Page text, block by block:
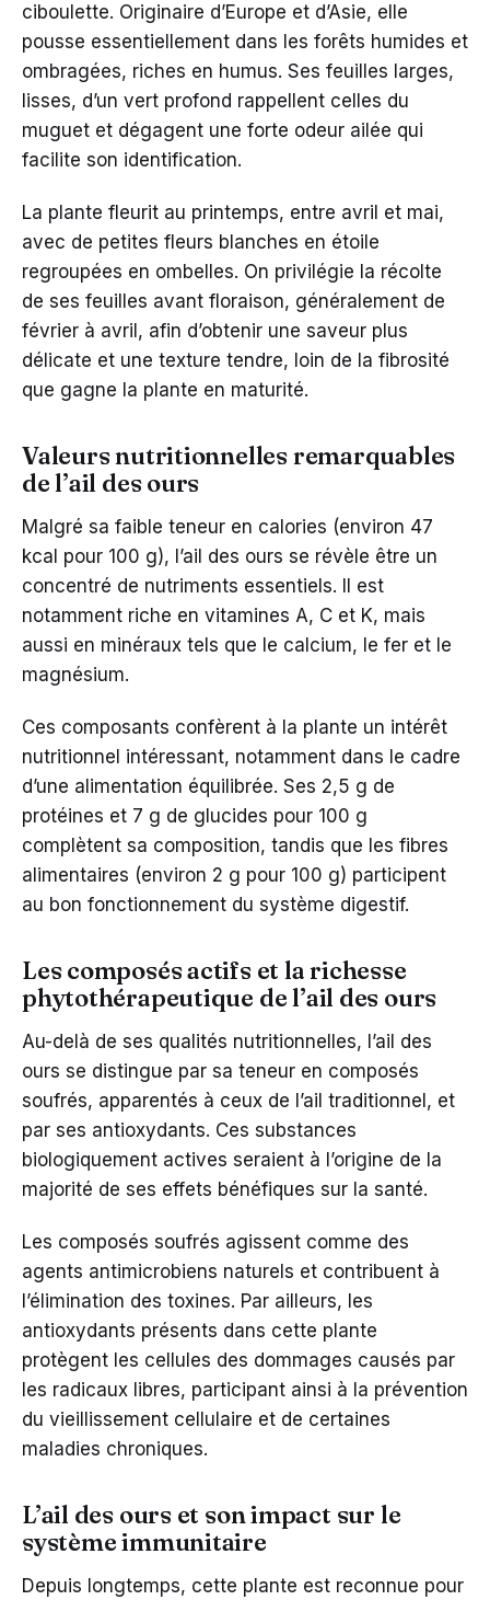
ciboulette. Originaire d’Europe et d’Asie, elle
pousse essentiellement dans les forêts humides et
ombragées, riches en humus. Ses feuilles larges,
lisses, d’un vert profond rappellent celles du
muguet et dégagent une forte odeur ailée qui
facilite son identification.
La plante fleurit au printemps, entre avril et mai,
avec de petites fleurs blanches en étoile
regroupées en ombelles. On privilégie la récolte
de ses feuilles avant floraison, généralement de
février à avril, afin d’obtenir une saveur plus
délicate et une texture tendre, loin de la fibrosité
que gagne la plante en maturité.
Valeurs nutritionnelles remarquables
de l’ail des ours
Malgré sa faible teneur en calories (environ 47
kcal pour 100 g), l’ail des ours se révèle être un
concentré de nutriments essentiels. Il est
notamment riche en vitamines A, C et K, mais
aussi en minéraux tels que le calcium, le fer et le
magnésium.
Ces composants confèrent à la plante un intérêt
nutritionnel intéressant, notamment dans le cadre
d’une alimentation équilibrée. Ses 2,5 g de
protéines et 7 g de glucides pour 100 g
complètent sa composition, tandis que les fibres
alimentaires (environ 2 g pour 100 g) participent
au bon fonctionnement du système digestif.
Les composés actifs et la richesse
phytothérapeutique de l’ail des ours
Au-delà de ses qualités nutritionnelles, l’ail des
ours se distingue par sa teneur en composés
soufrés, apparentés à ceux de l’ail traditionnel, et
par ses antioxydants. Ces substances
biologiquement actives seraient à l’origine de la
majorité de ses effets bénéfiques sur la santé.
Les composés soufrés agissent comme des
agents antimicrobiens naturels et contribuent à
l’élimination des toxines. Par ailleurs, les
antioxydants présents dans cette plante
protègent les cellules des dommages causés par
les radicaux libres, participant ainsi à la prévention
du vieillissement cellulaire et de certaines
maladies chroniques.
L’ail des ours et son impact sur le
système immunitaire
Depuis longtemps, cette plante est reconnue pour